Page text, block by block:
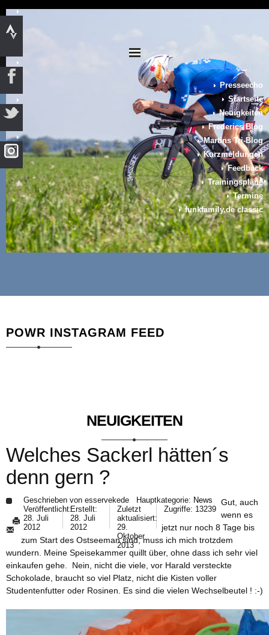
Presseecho
Startseite
Neuigkeiten
Frederics Blog
Martins Tri-Blog
Kurzmeldungen
Feedback
Trainingspläne
Termine
funkfamily.de classic
POWR INSTAGRAM FEED
NEUIGKEITEN
Welches Sackerl hätten´s
denn gern ?
Geschrieben von esservekede Hauptkategorie: News
Veröffentlicht:
28. Juli
2012
Erstellt:
28. Juli
2012
Zuletzt
aktualisiert:
29.
Oktober
2013
Zugriffe: 13239
Gut, auch
wenn es
jetzt nur noch 8 Tage bis
zum Start des Ostseeman sind, muss ich mich trotzdem
wundern. Meine Speisekammer quillt über, ohne dass ich sehr viel
einkaufen gehe. Nein, nicht die viele, vor Harald versteckte
Schokolade, braucht so viel Platz, nicht die Kisten voller
Studentenfutter oder Rosinen. Es sind die vielen Wechselbeutel ! :-)